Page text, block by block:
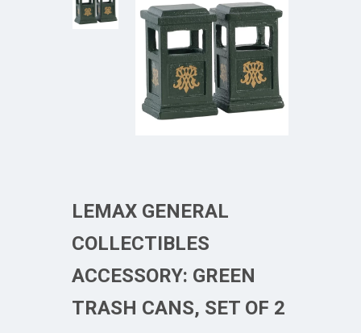
LEMAX GENERAL
COLLECTIBLES
ACCESSORY: GREEN
TRASH CANS, SET OF 2